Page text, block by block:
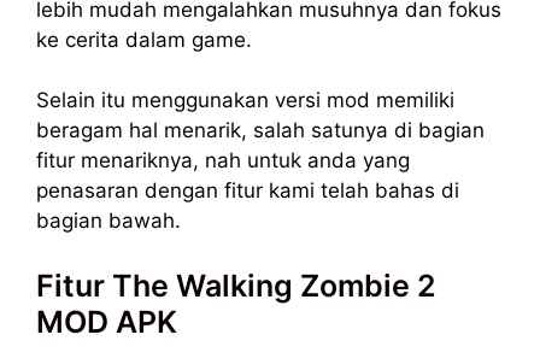
lebih mudah mengalahkan musuhnya dan fokus
ke cerita dalam game.
Selain itu menggunakan versi mod memiliki
beragam hal menarik, salah satunya di bagian
fitur menariknya, nah untuk anda yang
penasaran dengan fitur kami telah bahas di
bagian bawah.
Fitur The Walking Zombie 2
MOD APK